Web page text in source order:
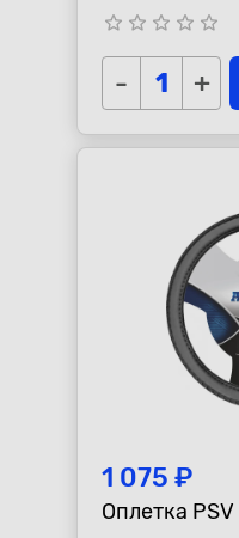
star_border star_border star_border star_border star_border
- +
1 075 ₽
Оплетка